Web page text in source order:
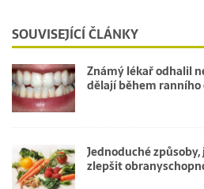
SOUVISEJÍCÍ ČLÁNKY
Známý lékař odhalil
dělají během
Jednoduché
zlepšit